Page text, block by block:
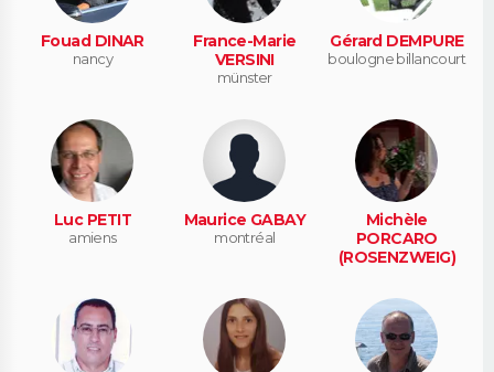
Fouad DINAR
nancy
France-Marie
VERSINI
münster
Gérard DEMPURE
boulogne billancourt
Luc PETIT
amiens
Maurice GABAY
montréal
Michèle
PORCARO
(ROSENZWEIG)